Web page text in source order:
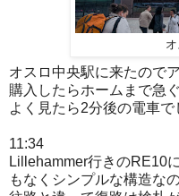
オスロ中央駅に来たので
購入したらホームまで急ぐ
よく見たら2分後の電車で
11:34
Lillehammer行きのRE10
もなくシンプルな構造な